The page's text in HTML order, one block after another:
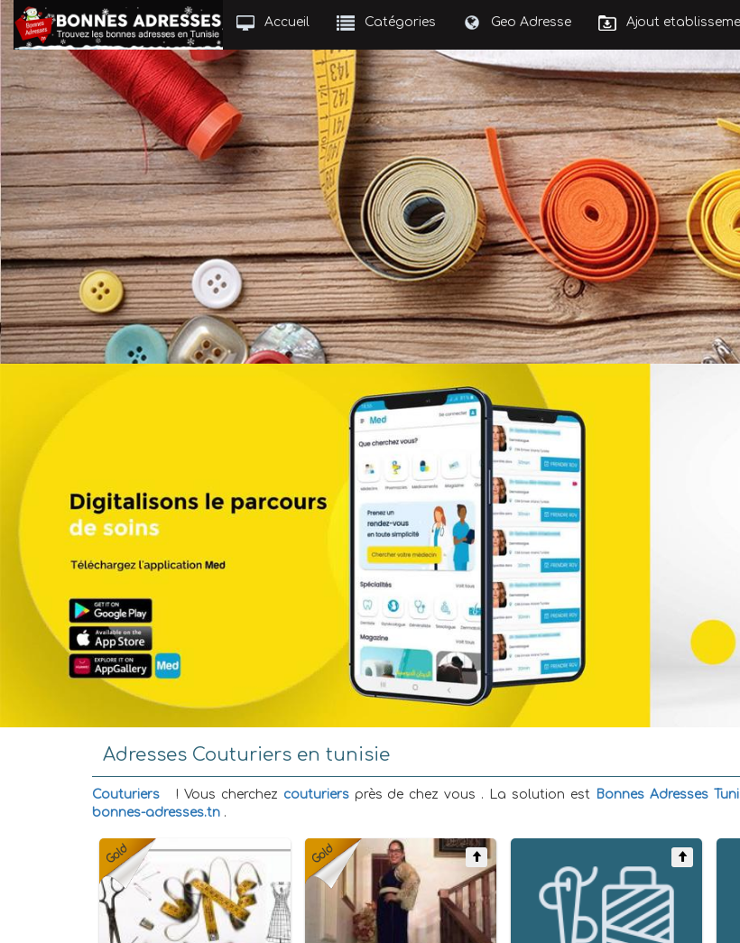
Accueil Catégories Geo Adresse Ajout
Adresses Couturiers en tunisie
Couturiers ! Vous cherchez couturiersprès de chez vous . La solution est Bonnes Adresses
bonnes-adresses.tn .